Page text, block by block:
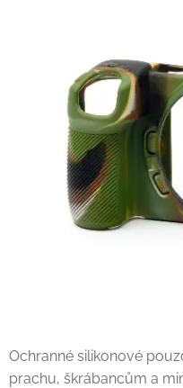
Ochranné silikonové
prachu, škrábancům a